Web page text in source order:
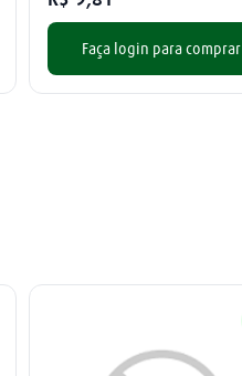
Faça login para comprar